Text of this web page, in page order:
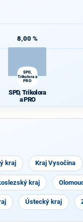
8,00 %
SPD,
Trikolora a
PRO
SPD, Trikolora
a PRO
kraj Kraj Vysočina
kraj
Ústecký kraj